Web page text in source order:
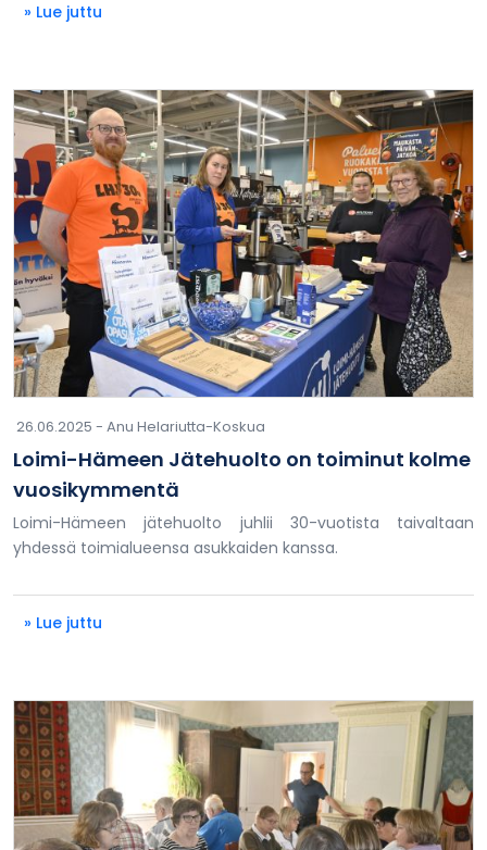
» Lue juttu
26.06.2025 - Anu Helariutta-Koskua
Loimi-Hämeen Jätehuolto on toiminut kolme
vuosikymmentä
Loimi-Hämeen jätehuolto juhlii 30-vuotista taivaltaan
yhdessä toimialueensa asukkaiden kanssa.
» Lue juttu